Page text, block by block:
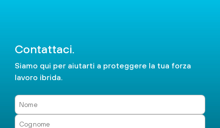
Contattaci.
Siamo qui per aiutarti a proteggere la tua forza
lavoro ibrida.